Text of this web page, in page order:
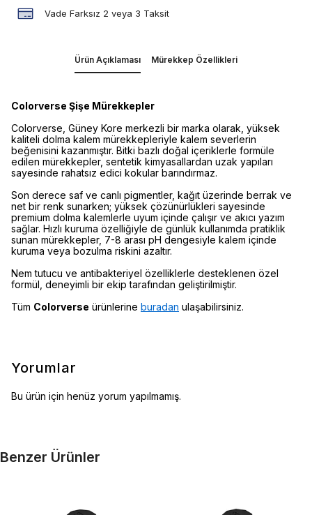
Vade Farksız 2 veya 3 Taksit
Ürün Açıklaması Mürekkep Özellikleri
Colorverse Şişe Mürekkepler
Colorverse, Güney Kore merkezli bir marka olarak, yüksek
kaliteli dolma kalem mürekkepleriyle kalem severlerin
beğenisini kazanmıştır. Bitki bazlı doğal içeriklerle formüle
edilen mürekkepler, sentetik kimyasallardan uzak yapıları
sayesinde rahatsız edici kokular barındırmaz.
Son derece saf ve canlı pigmentler, kağıt üzerinde berrak ve
net bir renk sunarken; yüksek çözünürlükleri sayesinde
premium dolma kalemlerle uyum içinde çalışır ve akıcı yazım
sağlar. Hızlı kuruma özelliğiyle de günlük kullanımda pratiklik
sunan mürekkepler, 7-8 arası pH dengesiyle kalem içinde
kuruma veya bozulma riskini azaltır.
Nem tutucu ve antibakteriyel özelliklerle desteklenen özel
formül, deneyimli bir ekip tarafından geliştirilmiştir.
Tüm Colorverse ürünlerine buradan ulaşabilirsiniz.
Yorumlar
Bu ürün için henüz yorum yapılmamış.
Benzer Ürünler